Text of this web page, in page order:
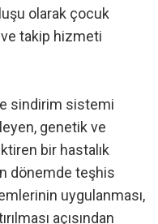
olarak çocuk
ve takip hizmeti
sindirim sistemi
genetik ve
bir hastalık
dönemde teşhis
uygulanması,
açısından